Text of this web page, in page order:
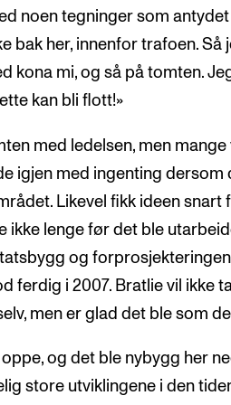
noen tegninger som
bak her, innenfor trafoen. Så
kona mi, og så på tomten.
kan bli flott!»
med ledelsen, men mange
igjen med ingenting dersom
Likevel fikk ideen snart
ikke lenge før det ble
og
ferdig i 2007. Bratlie vil ikke
men er glad det ble som
og det ble nybygg her
store utviklingene i den